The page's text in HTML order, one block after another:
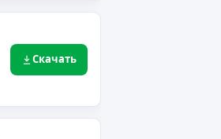
Скачать